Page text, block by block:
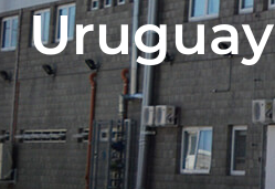
Uruguay